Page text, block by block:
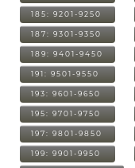
185: 9201-9250
187: 9301-9350
189: 9401-9450
191: 9501-9550
193: 9601-9650
195: 9701-9750
197: 9801-9850
199: 9901-9950